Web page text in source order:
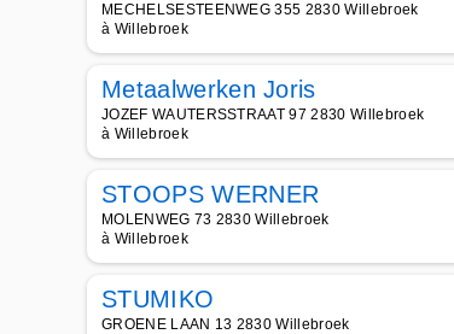
MECHELSESTEENWEG 355 2830 Willebroek
à Willebroek
Metaalwerken Joris
JOZEF WAUTERSSTRAAT 97 2830 Willebroek
à Willebroek
STOOPS WERNER
MOLENWEG 73 2830 Willebroek
à Willebroek
STUMIKO
GROENE LAAN 13 2830 Willebroek